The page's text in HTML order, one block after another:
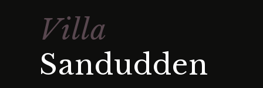
Villa
Sandudden